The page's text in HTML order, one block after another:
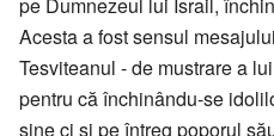
pe Dumnezeul lui Israil,
Acesta a fost sensul
Tesviteanul - de mustrare a
pentru că închinându-se
sine ci și pe întreg poporul